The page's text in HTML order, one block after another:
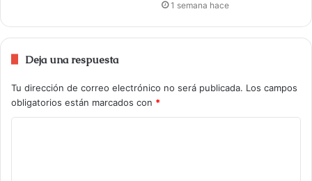
1 semana hace
Deja una respuesta
Tu dirección de correo electrónico no será publicada. Los campos
obligatorios están marcados con *